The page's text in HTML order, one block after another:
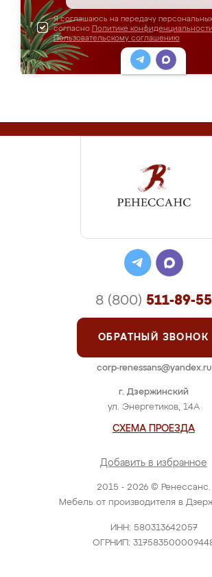
Я соглашаюсь на передачу
согласно Политике конфиденциальности
Пользовательскому соглашению
2015 - 2026 © Ренессанс.
Мебель от производителя в
ИНН: 580313642057
ОГРНИП:
г. Дзержинский
ул. Энергетиков, 14А
СХЕМА ПРОЕЗДА
Добавить в избранное
8 (800) 511-89-55
ОБРАТНЫЙ ЗВОНОК
corp-renessans@yandex.ru